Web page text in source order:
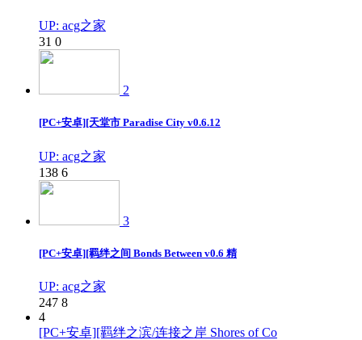
UP: acg之家
31 0
2
[PC+安卓][天堂市 Paradise City v0.6.12
UP: acg之家
138 6
3
[PC+安卓][羁绊之间 Bonds Between v0.6 精
UP: acg之家
247 8
4
[PC+安卓][羁绊之滨/连接之岸 Shores of Co